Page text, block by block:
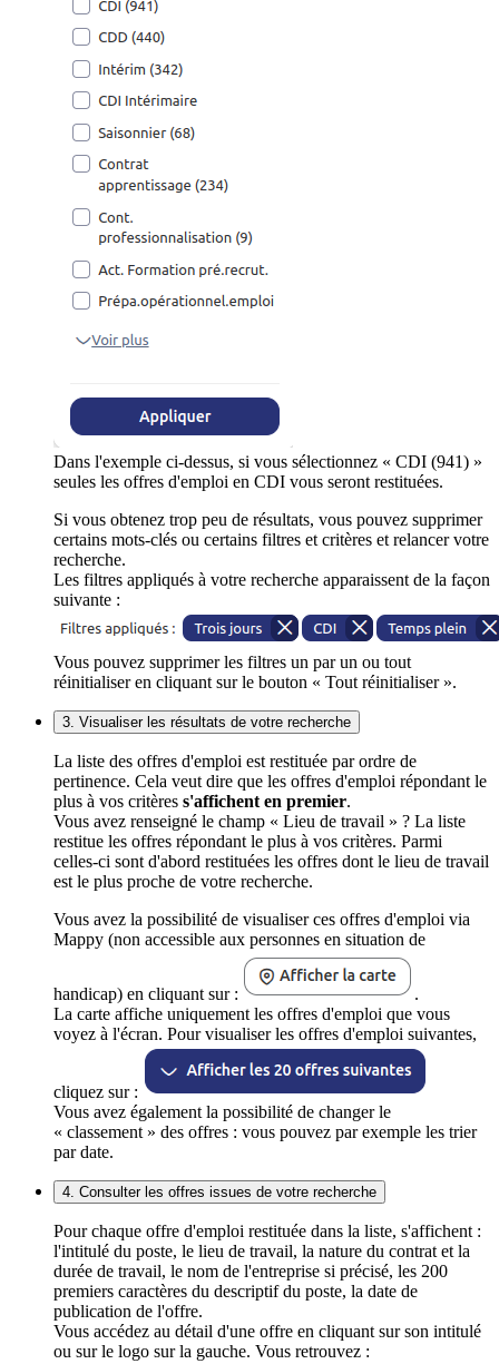
Dans l'exemple ci-dessus, si vous sélectionnez « CDI (941) »
seules les offres d'emploi en CDI vous seront restituées.
Si vous obtenez trop peu de résultats, vous pouvez supprimer
certains mots-clés ou certains filtres et critères et relancer votre
recherche.
Les filtres appliqués à votre recherche apparaissent de la façon
suivante :
Vous pouvez supprimer les filtres un par un ou tout
réinitialiser en cliquant sur le bouton « Tout réinitialiser ».
3. Visualiser les résultats de votre recherche
La liste des offres d'emploi est restituée par ordre de
pertinence. Cela veut dire que les offres d'emploi répondant le
plus à vos critères s'affichent en premier.
Vous avez renseigné le champ « Lieu de travail » ? La liste
restitue les offres répondant le plus à vos critères. Parmi
celles-ci sont d'abord restituées les offres dont le lieu de travail
est le plus proche de votre recherche.
Vous avez la possibilité de visualiser ces offres d'emploi via
Mappy (non accessible aux personnes en situation de
handicap) en cliquant sur :
.
La carte affiche uniquement les offres d'emploi que vous
voyez à l'écran. Pour visualiser les offres d'emploi suivantes,
cliquez sur :
Vous avez également la possibilité de changer le
« classement » des offres : vous pouvez par exemple les trier
par date.
4. Consulter les offres issues de votre recherche
Pour chaque offre d'emploi restituée dans la liste, s'affichent :
l'intitulé du poste, le lieu de travail, la nature du contrat et la
durée de travail, le nom de l'entreprise si précisé, les 200
premiers caractères du descriptif du poste, la date de
publication de l'offre.
Vous accédez au détail d'une offre en cliquant sur son intitulé
ou sur le logo sur la gauche. Vous retrouvez :